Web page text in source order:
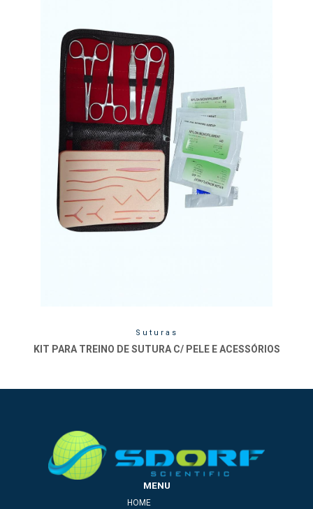
Suturas
KIT PARA TREINO DE SUTURA C/ PELE E ACESSÓRIOS
MENU
HOME